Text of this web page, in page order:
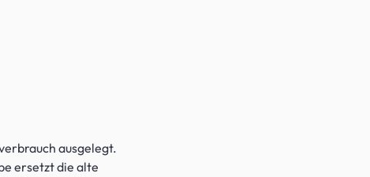
ausgelegt.
ersetzt die alte